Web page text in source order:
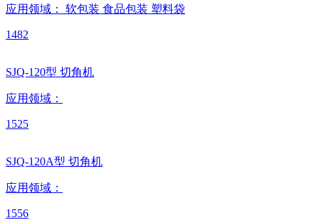
应用领域： 软包装 食品包装 塑料袋
1482
SJQ-120型 切角机
应用领域：
1525
SJQ-120A型 切角机
应用领域：
1556